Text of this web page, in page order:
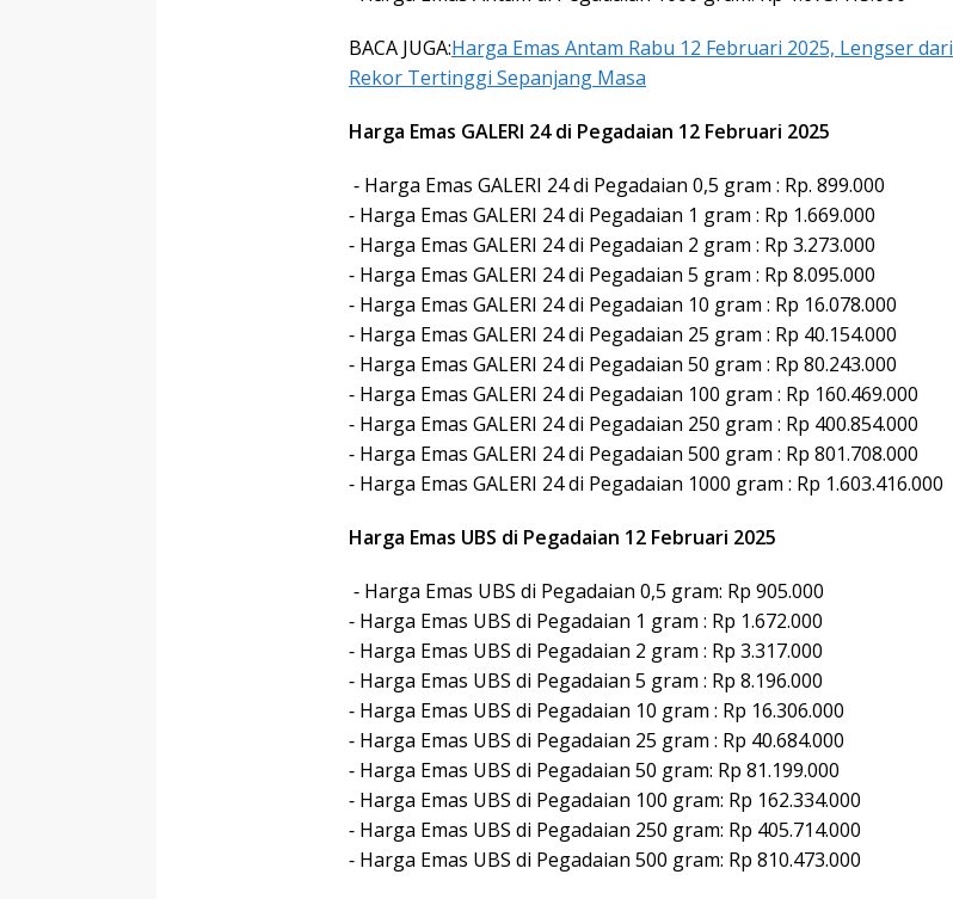
BACA JUGA:Harga Emas Antam Rabu 12 Februari 2025, Lengser dari
Rekor Tertinggi Sepanjang Masa
Harga Emas GALERI 24 di Pegadaian 12 Februari 2025
⁃ Harga Emas GALERI 24 di Pegadaian 0,5 gram : Rp. 899.000
⁃ Harga Emas GALERI 24 di Pegadaian 1 gram : Rp 1.669.000
⁃ Harga Emas GALERI 24 di Pegadaian 2 gram : Rp 3.273.000
⁃ Harga Emas GALERI 24 di Pegadaian 5 gram : Rp 8.095.000
⁃ Harga Emas GALERI 24 di Pegadaian 10 gram : Rp 16.078.000
⁃ Harga Emas GALERI 24 di Pegadaian 25 gram : Rp 40.154.000
⁃ Harga Emas GALERI 24 di Pegadaian 50 gram : Rp 80.243.000
⁃ Harga Emas GALERI 24 di Pegadaian 100 gram : Rp 160.469.000
⁃ Harga Emas GALERI 24 di Pegadaian 250 gram : Rp 400.854.000
⁃ Harga Emas GALERI 24 di Pegadaian 500 gram : Rp 801.708.000
⁃ Harga Emas GALERI 24 di Pegadaian 1000 gram : Rp 1.603.416.000
Harga Emas UBS di Pegadaian 12 Februari 2025
⁃ Harga Emas UBS di Pegadaian 0,5 gram: Rp 905.000
⁃ Harga Emas UBS di Pegadaian 1 gram : Rp 1.672.000
⁃ Harga Emas UBS di Pegadaian 2 gram : Rp 3.317.000
⁃ Harga Emas UBS di Pegadaian 5 gram : Rp 8.196.000
⁃ Harga Emas UBS di Pegadaian 10 gram : Rp 16.306.000
⁃ Harga Emas UBS di Pegadaian 25 gram : Rp 40.684.000
⁃ Harga Emas UBS di Pegadaian 50 gram: Rp 81.199.000
⁃ Harga Emas UBS di Pegadaian 100 gram: Rp 162.334.000
⁃ Harga Emas UBS di Pegadaian 250 gram: Rp 405.714.000
⁃ Harga Emas UBS di Pegadaian 500 gram: Rp 810.473.000